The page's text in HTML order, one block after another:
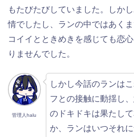
もたびたびしていました。しか
情でしたし、ランの中ではあく
コイイとときめきを感じても恋
りませんでした。
管理人halu
しかし今話のランは
フとの接触に動揺し
のドキドキは果たし
か、ランはいつそれ